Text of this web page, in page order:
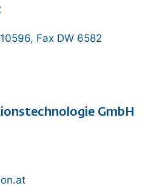
, Fax DW 6582
GmbH